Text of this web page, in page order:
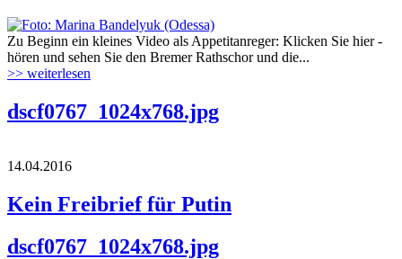
Zu Beginn ein kleines Video als Appetitanreger: Klicken Sie hier -
hören und sehen Sie den Bremer Rathschor und die...
>> weiterlesen
dscf0767_1024x768.jpg
14.04.2016
Kein Freibrief für Putin
dscf0767_1024x768.jpg